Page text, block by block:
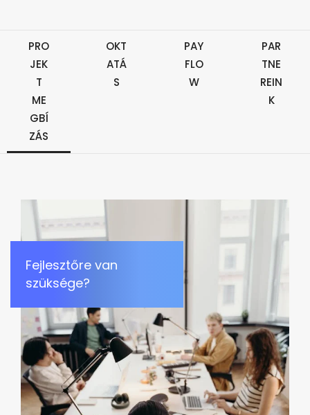
PRO
JEK
T
ME
GBÍ
ZÁS
OKT
ATÁ
S
PAY
FLO
W
PAR
TNE
REIN
K
Fejlesztőre van
szüksége?